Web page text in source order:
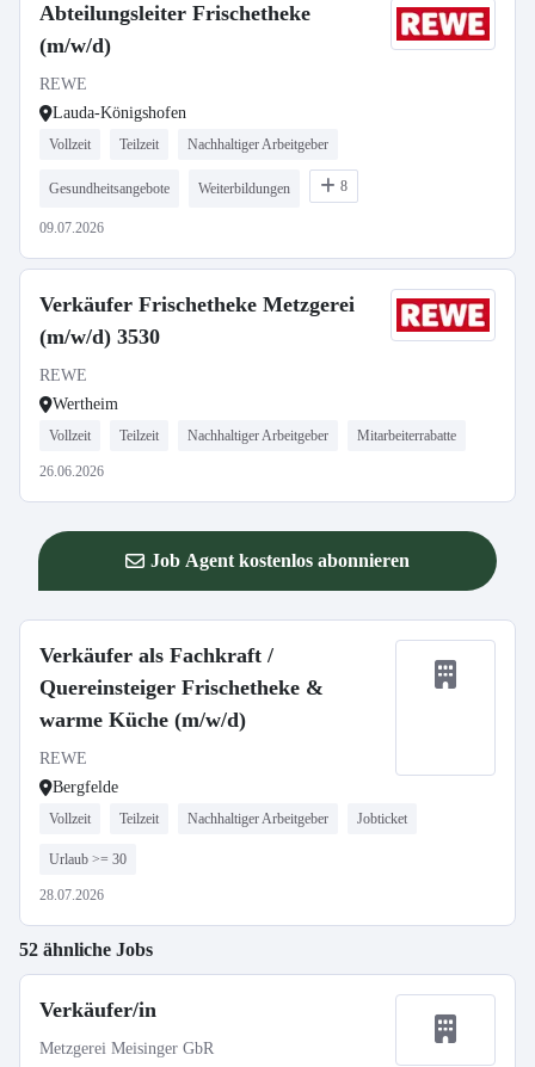
Abteilungsleiter Frischetheke
(m/w/d)
REWE
Lauda-Königshofen
Vollzeit Teilzeit Nachhaltiger Arbeitgeber
Gesundheitsangebote Weiterbildungen 8
09.07.2026
Verkäufer Frischetheke Metzgerei
(m/w/d) 3530
REWE
Wertheim
Vollzeit Teilzeit Nachhaltiger Arbeitgeber Mitarbeiterrabatte
26.06.2026
Job Agent kostenlos abonnieren
Verkäufer als Fachkraft /
Quereinsteiger Frischetheke &
warme Küche (m/w/d)
REWE
Bergfelde
Vollzeit Teilzeit Nachhaltiger Arbeitgeber Jobticket
Urlaub >= 30
28.07.2026
52 ähnliche Jobs
Verkäufer/in
Metzgerei Meisinger GbR